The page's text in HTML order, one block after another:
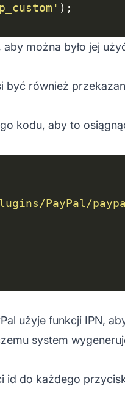
można było jej
być również
kodu, aby to
PayPal/
użyje funkcji IPN,
system
id do każdego